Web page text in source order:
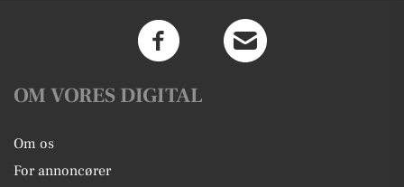
OM VORES DIGITAL
Om os
For annoncører